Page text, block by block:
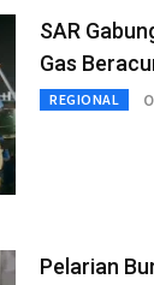
SAR
Gas
REGIONAL
Pelarian